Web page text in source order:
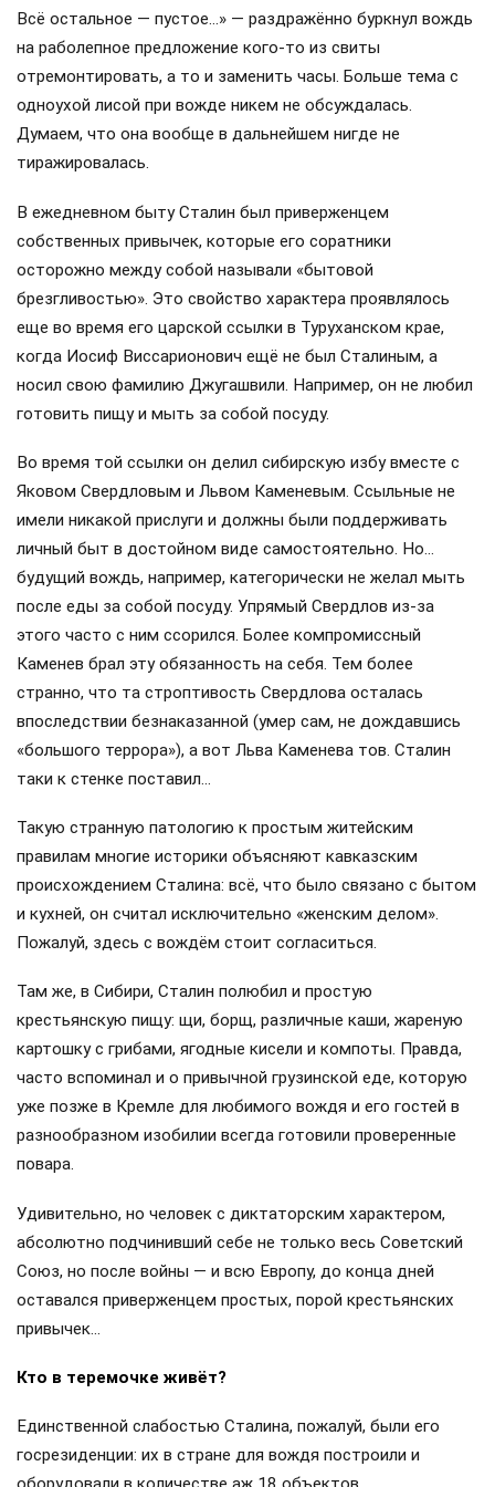
Всё остальное — пустое…» — раздражённо буркнул вождь
на раболепное предложение кого-то из свиты
отремонтировать, а то и заменить часы. Больше тема с
одноухой лисой при вожде никем не обсуждалась.
Думаем, что она вообще в дальнейшем нигде не
тиражировалась.
В ежедневном быту Сталин был приверженцем
собственных привычек, которые его соратники
осторожно между собой называли «бытовой
брезгливостью». Это свойство характера проявлялось
еще во время его царской ссылки в Туруханском крае,
когда Иосиф Виссарионович ещё не был Сталиным, а
носил свою фамилию Джугашвили. Например, он не любил
готовить пищу и мыть за собой посуду.
Во время той ссылки он делил сибирскую избу вместе с
Яковом Свердловым и Львом Каменевым. Ссыльные не
имели никакой прислуги и должны были поддерживать
личный быт в достойном виде самостоятельно. Но…
будущий вождь, например, категорически не желал мыть
после еды за собой посуду. Упрямый Свердлов из-за
этого часто с ним ссорился. Более компромиссный
Каменев брал эту обязанность на себя. Тем более
странно, что та строптивость Свердлова осталась
впоследствии безнаказанной (умер сам, не дождавшись
«большого террора»), а вот Льва Каменева тов. Сталин
таки к стенке поставил…
Такую странную патологию к простым житейским
правилам многие историки объясняют кавказским
происхождением Сталина: всё, что было связано с бытом
и кухней, он считал исключительно «женским делом».
Пожалуй, здесь с вождём стоит согласиться.
Там же, в Сибири, Сталин полюбил и простую
крестьянскую пищу: щи, борщ, различные каши, жареную
картошку с грибами, ягодные кисели и компоты. Правда,
часто вспоминал и о привычной грузинской еде, которую
уже позже в Кремле для любимого вождя и его гостей в
разнообразном изобилии всегда готовили проверенные
повара.
Удивительно, но человек с диктаторским характером,
абсолютно подчинивший себе не только весь Советский
Союз, но после войны — и всю Европу, до конца дней
оставался приверженцем простых, порой крестьянских
привычек…
Кто в теремочке живёт?
Единственной слабостью Сталина, пожалуй, были его
госрезиденции: их в стране для вождя построили и